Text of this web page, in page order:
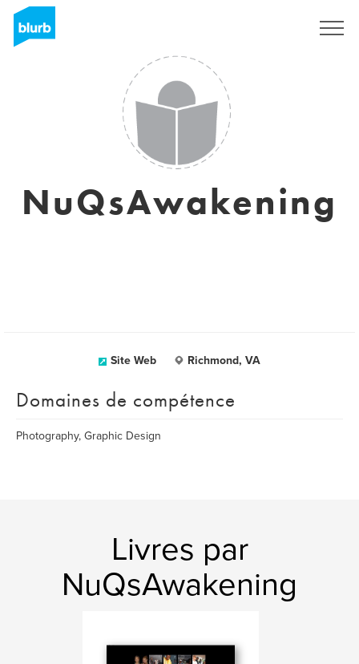
NuQsAwakening
Site Web Richmond, VA
Domaines de compétence
Photography, Graphic Design
Livres par
NuQsAwakening